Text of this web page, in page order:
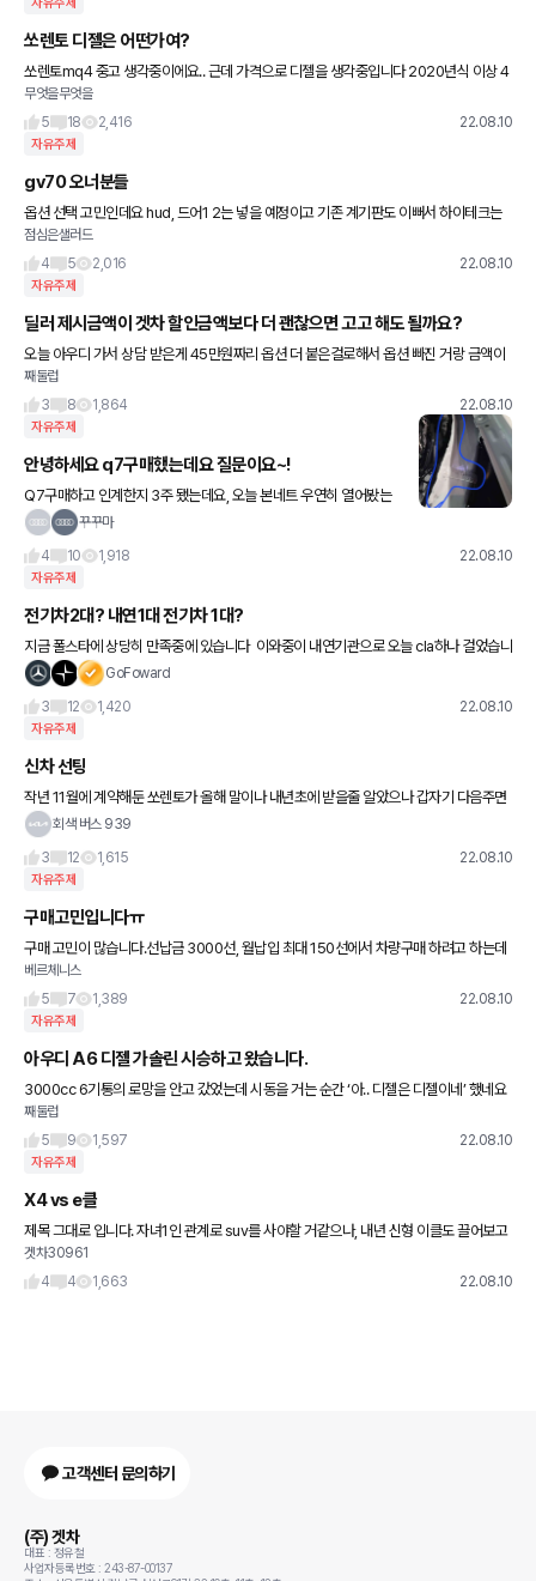
쏘렌토 디젤은 어떤가여?
쏘렌토mq4 중고 생각중이에요.. 근데 가격으로 디젤을 생각중입니다 2020년식 이상 4
무엇을무엇을
5
18 2,416 22.08.10
자유주제
gv70 오너분들
옵션 선택 고민인데요 hud, 드어1 2는 넣을 예정이고 기존 계기판도 이뻐서 하이테크는
빼려고 했습니다. 근데 하이테크를 안넣자니 왼쪽 깜빡이 넣을때도 측면 카메라 화면이 오
른쪽으로 나오는 문제
점심은샐러드
4
5 2,016 22.08.10
자유주제
딜러 제시금액이 겟차 할인금액보다 더 괜찮으면 고고 해도 될까요?
오늘 아우디 가서 상담 받은게 45만원짜리 옵션 더 붙은걸로해서 옵션 빠진 거랑 금액이
같은데다 틴팅 ppf 같은 딜러서비스도 추가로 해준다고 하는데요 어떤 분은 아우디 출고
하는데 겟차 할인금액
째둘럽
3
8 1,864 22.08.10
자유주제
안녕하세요 q7구매했는데요 질문이요~!
Q7구매하고 인계한지 3주 됐는데요, 오늘 본네트 우연히 열어봤는
데 사진처럼 덕지덕지 마감이 되있더라구여 뭔가 좀 허접한 느낌이
꾸꾸마
4
10 1,918 22.08.10
자유주제
전기차2대? 내연1대 전기차 1대?
지금 폴스타에 상당히 만족중에 있습니다 ​ 이와중이 내연기관으로 오늘 cla하나 걸었습니
다 eqa는 이미 걸어놨는데요 ​ 여기서 일단 고민이 들어서 혹시나 이곳분들는 어떻게 생
GoFoward
3
12 1,420 22.08.10
자유주제
신차 선팅
작년 11월에 계약해둔 쏘렌토가 올해 말이나 내년초에 받을줄 알았으나 갑자기 다음주면
받을거 같다해서 선팅이나 블박 생각도 안하고 있었습니다 1.선팅은 기존에 30 15 탔는
회색 버스 939
3
12 1,615 22.08.10
자유주제
구매고민입니다ㅠ
구매 고민이 많습니다.선납금 3000선, 월납입 최대 150선에서 차량구매 하려고 하는데
요, 사고픈게 많아서 고민입니다ㅠ둘만 탈거라서 뒷자리는 상관없구요,대신 골프백2개는
들어가야합니다ㅠ중고도 상관
베르체니스
5
7 1,389 22.08.10
자유주제
아우디 A6 디젤 가솔린 시승하고 왔습니다.
3000cc 6기통의 로망을 안고 갔었는데 시동을 거는 순간 ‘아.. 디젤은 디젤이네’ 했네요
저의 4기통 8분음표 디젤 딸딸이와 비교하면 16분음표로 자잘하고 작게 떨리더군요. 가
솔린 냉간시
째둘럽
5
9 1,597 22.08.10
자유주제
X4 vs e클
제목 그대로 입니다. 자녀1인 관계로 suv를 사야할 거같으나, 내년 신형 이클도 끌어보고
싶군요.
겟차30961
4
4 1,663 22.08.10
고객센터 문의하기
(주) 겟차
대표 : 정유철
사업자등록번호 : 243-87-00137